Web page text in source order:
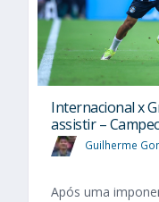
Internacional x
assistir –
Guilherme
Após uma